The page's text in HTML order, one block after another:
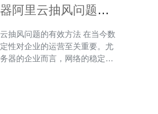
阿里云抽风问题的
问题的有效方法 在当今数
性对企业的运营至关重要。尤
器的企业而言，网络的稳定性
器时，常常会遇到抽风问题，